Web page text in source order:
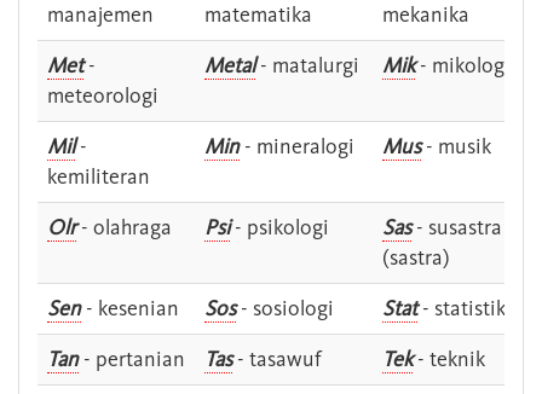
manajemen
matematika
mekanika
Met-
meteorologi
Metal- matalurgi Mik- mikologi
Mil-
kemiliteran
Min- mineralogi Mus- musik
Olr- olahraga Psi- psikologi Sas- susastra -
(sastra)
Sen- kesenian Sos- sosiologi Stat- statistik
Tan- pertanian Tas- tasawuf Tek- teknik